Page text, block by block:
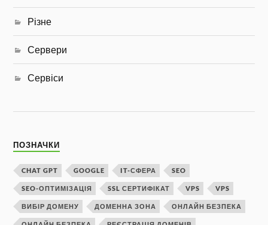
Різне
Сервери
Сервіси
ПОЗНАЧКИ
CHAT GPT GOOGLE IT-СФЕРА SEO
SEO-ОПТИМІЗАЦІЯ SSL СЕРТИФІКАТ VPS VPS
ВИБІР ДОМЕНУ ДОМЕННА ЗОНА ОНЛАЙН БЕЗПЕКА